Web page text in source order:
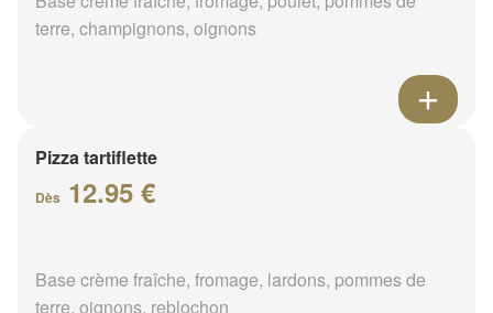
terre, champignons, oignons
Pizza tartiflette
Dès 12.95 €
Base crème fraîche, fromage, lardons, pommes de
terre, oignons, reblochon